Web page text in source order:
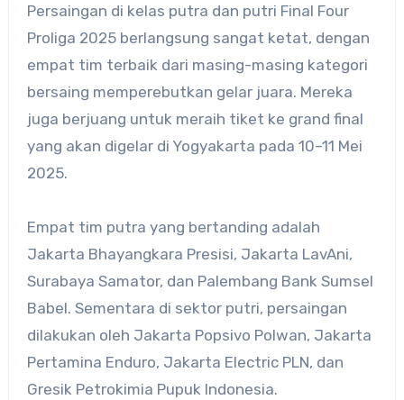
Persaingan di kelas putra dan putri Final Four
Proliga 2025 berlangsung sangat ketat, dengan
empat tim terbaik dari masing-masing kategori
bersaing memperebutkan gelar juara. Mereka
juga berjuang untuk meraih tiket ke grand final
yang akan digelar di Yogyakarta pada 10–11 Mei
2025.
Empat tim putra yang bertanding adalah
Jakarta Bhayangkara Presisi, Jakarta LavAni,
Surabaya Samator, dan Palembang Bank Sumsel
Babel. Sementara di sektor putri, persaingan
dilakukan oleh Jakarta Popsivo Polwan, Jakarta
Pertamina Enduro, Jakarta Electric PLN, dan
Gresik Petrokimia Pupuk Indonesia.